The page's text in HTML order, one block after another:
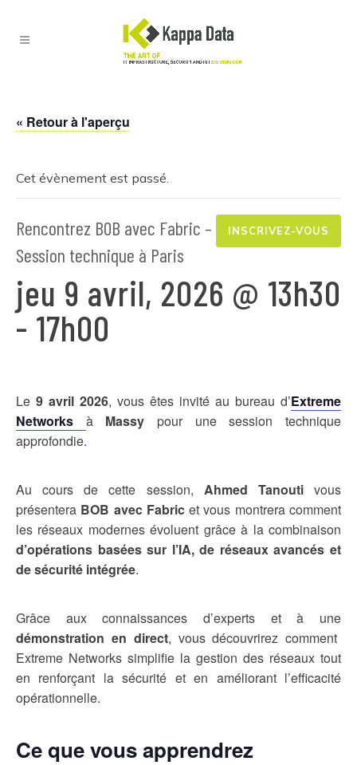
« Retour à l'aperçu
Cet évènement est passé.
INSCRIVEZ-VOUS
Rencontrez BOB avec Fabric –
Session technique à Paris
jeu 9 avril, 2026 @ 13h30
- 17h00
Le 9 avril 2026, vous êtes invité au bureau d’Extreme
Networks àMassy pour une session technique
approfondie.
Au cours de cette session, Ahmed Tanoutivous
présentera BOB avec Fabricet vous montrera comment
les réseaux modernes évoluent grâce à la combinaison
d’opérations basées sur l’IA, de réseaux avancés et
de sécurité intégrée.
Grâce aux connaissances d’experts et à une
démonstration en direct, vous découvrirez comment
Extreme Networks simplifie la gestion des réseaux tout
en renforçant la sécurité et en améliorant l’efficacité
opérationnelle.
Ce que vous apprendrez